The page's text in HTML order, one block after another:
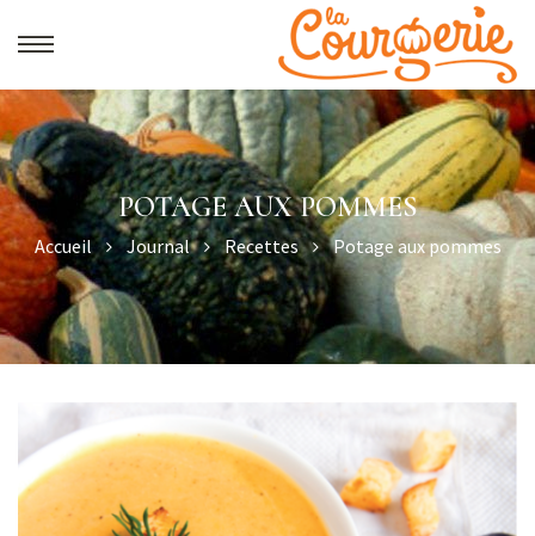
POTAGE AUX POMMES
Accueil Journal Recettes Potage aux pommes